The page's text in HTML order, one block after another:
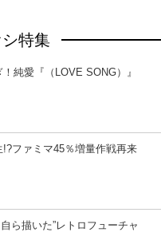
特集
純愛『（LOVE SONG）』
ファミマ45％増量作戦再来
ら描いた”レトロフューチャ